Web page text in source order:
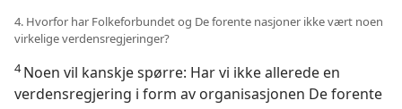
4. Hvorfor har Folkeforbundet og De forente nasjoner ikke vært noen
virkelige verdensregjeringer?
4Noen vil kanskje spørre: Har vi ikke allerede en
verdensregjering i form av organisasjonen De forente